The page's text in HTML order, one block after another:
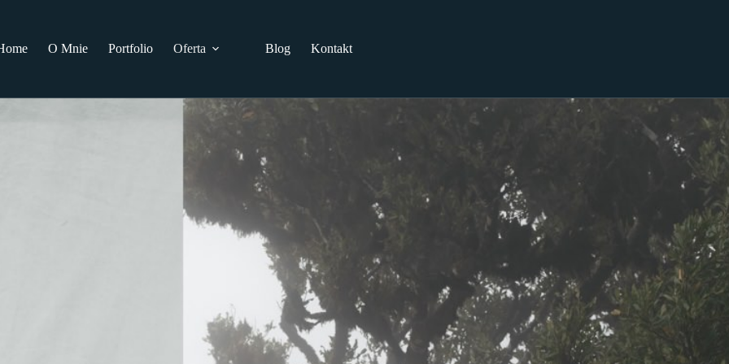
O Mnie Portfolio Oferta Blog Kontakt